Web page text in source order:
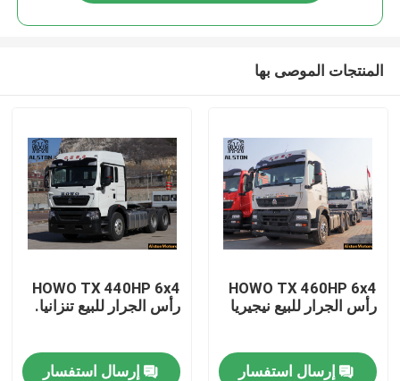
المنتجات الموصى بها
HOWO TX 460HP 6x4
رأس الجرار للبيع نيجيريا
إرسال استفسار
HOWO TX 440HP 6x4
رأس الجرار للبيع تنزانيا.
إرسال استفسار